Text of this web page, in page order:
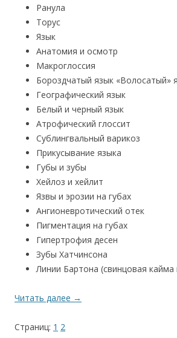
Ранула
Торус
Язык
Анатомия и осмотр
Макроглоссия
Бороздчатый язык «Волосатый»
Географический язык
Белый и черный язык
Атрофический глоссит
Сублингвальный варикоз
Прикусывание языка
Губы и зубы
Хейлоз и хейлит
Язвы и эрозии на губах
Ангионевротический отек
Пигментация на губах
Гипертрофия десен
Зубы Хатчинсона
Линии Бартона (свинцовая кайма
Читать далее →
Страниц: 1 2